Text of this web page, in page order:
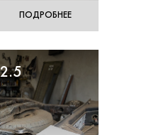
ПОДРОБНЕЕ